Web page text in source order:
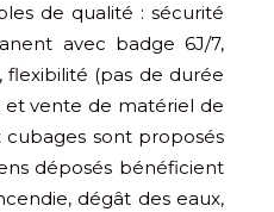
de qualité : sécurité
avec badge 6J/7,
flexibilité (pas de durée
et vente de matériel de
sont proposés
déposés bénéficient
dégât des eaux,